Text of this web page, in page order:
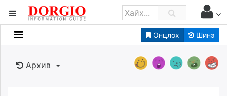
Онцлох Шинэ
Мэдээллийн
Банк санхүү
Бизнес ААН
Архив